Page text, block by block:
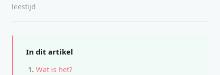
leestijd
In dit artikel
Wat is het?